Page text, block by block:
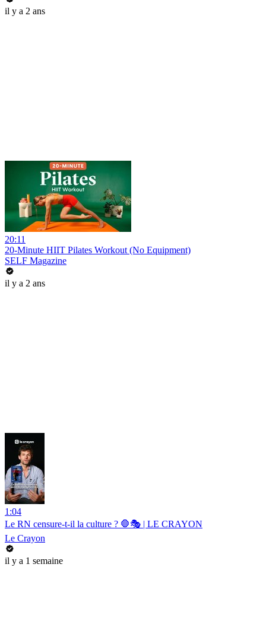
il y a 2 ans
20:11
20-Minute HIIT Pilates Workout (No Equipment)
SELF Magazine
il y a 2 ans
1:04
Le RN censure-t-il la culture ? 🛑🎭 | LE CRAYON
Le Crayon
il y a 1 semaine